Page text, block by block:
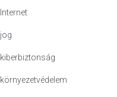
Internet
jog
kiberbiztonság
környezetvédelem